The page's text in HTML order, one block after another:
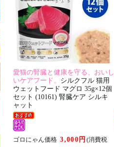
愛猫の腎臓と健康を守る、おいし
いケアフード。 シルクフル 猫用
ウェットフード マグロ 35g×12個
セット (10161) 腎臓ケア シルキ
ャット
ゴロにゃん価格 3,000円 (消費税